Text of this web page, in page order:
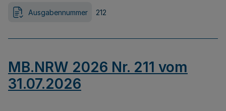
Ausgabennummer 212
MB.NRW 2026 Nr. 211 vom
31.07.2026